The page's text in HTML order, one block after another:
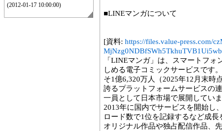
(2012-01-17 10:00:00)
■LINEマンガについて
[資料: https://files.value-press.com/
「LINEマンガ」は、スマートフ
しめる電子コミックサービスです
そ1億6,320万人（2025年12月末時
誇るプラットフォームサービスの
一員として日本市場で展開してい
2013年に国内でサービスを開始し
ロード数で1位を記録するなど成
オリジナル作品や独占配信作品、